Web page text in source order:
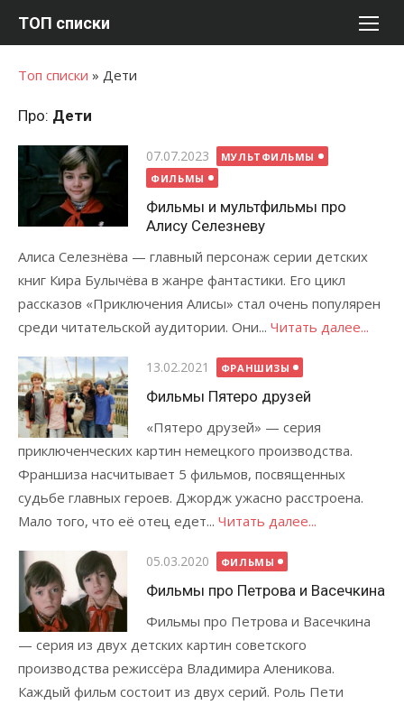
ТОП списки
Топ списки » Дети
Про: Дети
Опубликовано
07.07.2023
МУЛЬТФИЛЬМЫ
ФИЛЬМЫ
Фильмы и мультфильмы про
Алису Селезневу
Алиса Селезнёва — главный персонаж серии детских
книг Кира Булычёва в жанре фантастики. Его цикл
рассказов «Приключения Алисы» стал очень популярен
среди читательской аудитории. Они... Читать далее...
Опубликовано
13.02.2021 ФРАНШИЗЫ
Фильмы Пятеро друзей
«Пятеро друзей» — серия
приключенческих картин немецкого производства.
Франшиза насчитывает 5 фильмов, посвященных
судьбе главных героев. Джордж ужасно расстроена.
Мало того, что её отец едет... Читать далее...
Опубликовано
05.03.2020 ФИЛЬМЫ
Фильмы про Петрова и Васечкина
Фильмы про Петрова и Васечкина
— серия из двух детских картин советского
производства режиссёра Владимира Аленикова.
Каждый фильм состоит из двух серий. Роль Пети